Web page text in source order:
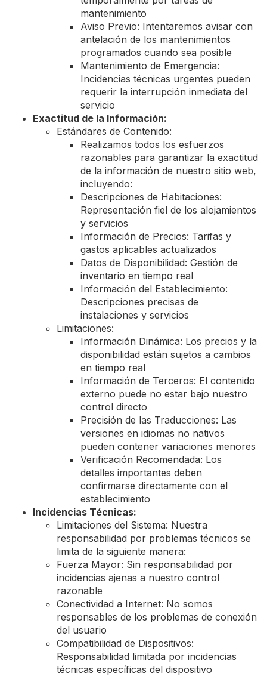
mantenimiento
Aviso Previo: Intentaremos avisar con
antelación de los mantenimientos
programados cuando sea posible
Mantenimiento de Emergencia:
Incidencias técnicas urgentes pueden
requerir la interrupción inmediata del
servicio
Exactitud de la Información:
Estándares de Contenido:
Realizamos todos los esfuerzos
razonables para garantizar la exactitud
de la información de nuestro sitio web,
incluyendo:
Descripciones de Habitaciones:
Representación fiel de los alojamientos
y servicios
Información de Precios: Tarifas y
gastos aplicables actualizados
Datos de Disponibilidad: Gestión de
inventario en tiempo real
Información del Establecimiento:
Descripciones precisas de
instalaciones y servicios
Limitaciones:
Información Dinámica: Los precios y la
disponibilidad están sujetos a cambios
en tiempo real
Información de Terceros: El contenido
externo puede no estar bajo nuestro
control directo
Precisión de las Traducciones: Las
versiones en idiomas no nativos
pueden contener variaciones menores
Verificación Recomendada: Los
detalles importantes deben
confirmarse directamente con el
establecimiento
Incidencias Técnicas:
Limitaciones del Sistema: Nuestra
responsabilidad por problemas técnicos se
limita de la siguiente manera:
Fuerza Mayor: Sin responsabilidad por
incidencias ajenas a nuestro control
razonable
Conectividad a Internet: No somos
responsables de los problemas de conexión
del usuario
Compatibilidad de Dispositivos:
Responsabilidad limitada por incidencias
técnicas específicas del dispositivo